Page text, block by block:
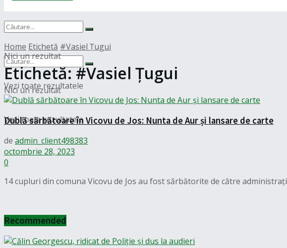
Național
Nici un rezultat
Vezi toate rezultatele
Nici un rezultat
Vezi toate rezultatele
Home Etichetă #Vasiel Țugui
Etichetă:#Vasiel Țugui
Dublă sărbătoare în Vicovu de Jos: Nunta de Aur și lansare de carte
de admin_client498383
octombrie 28, 2023
0
14 cupluri din comuna Vicovu de Jos au fost sărbătorite de către
Recommended